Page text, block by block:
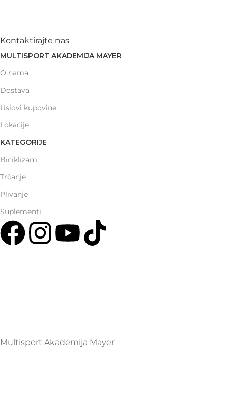
Kontaktirajte nas
MULTISPORT AKADEMIJA MAYER
O nama
Dostava
Uslovi kupovine
Lokacije
KATEGORIJE
Biciklizam
Trčanje
Plivanje
Suplementi
Multisport Akademija Mayer